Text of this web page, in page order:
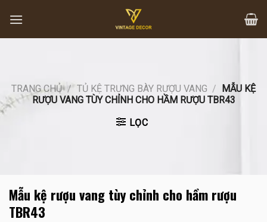
content
TRANG CHỦ / TỦ KỆ TRƯNG BÀY RƯỢU VANG / MẪU KỆ
RƯỢU VANG TÙY CHỈNH CHO HẦM RƯỢU TBR43
LỌC
Mẫu kệ rượu vang tùy chỉnh cho hầm rượu
TBR43